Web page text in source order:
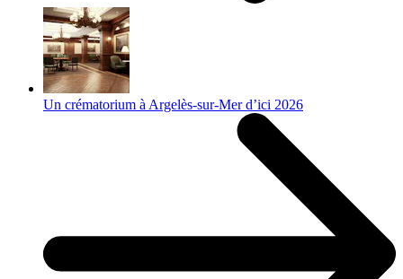
Un crématorium à Argelès-sur-Mer d’ici 2026